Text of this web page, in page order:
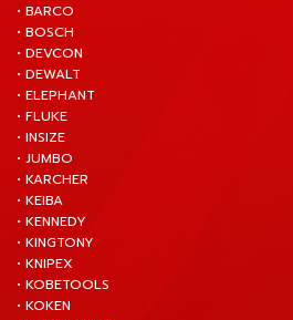
• BARCO
• BOSCH
• DEVCON
• DEWALT
• ELEPHANT
• FLUKE
• INSIZE
• JUMBO
• KARCHER
• KEIBA
• KENNEDY
• KINGTONY
• KNIPEX
• KOBETOOLS
• KOKEN